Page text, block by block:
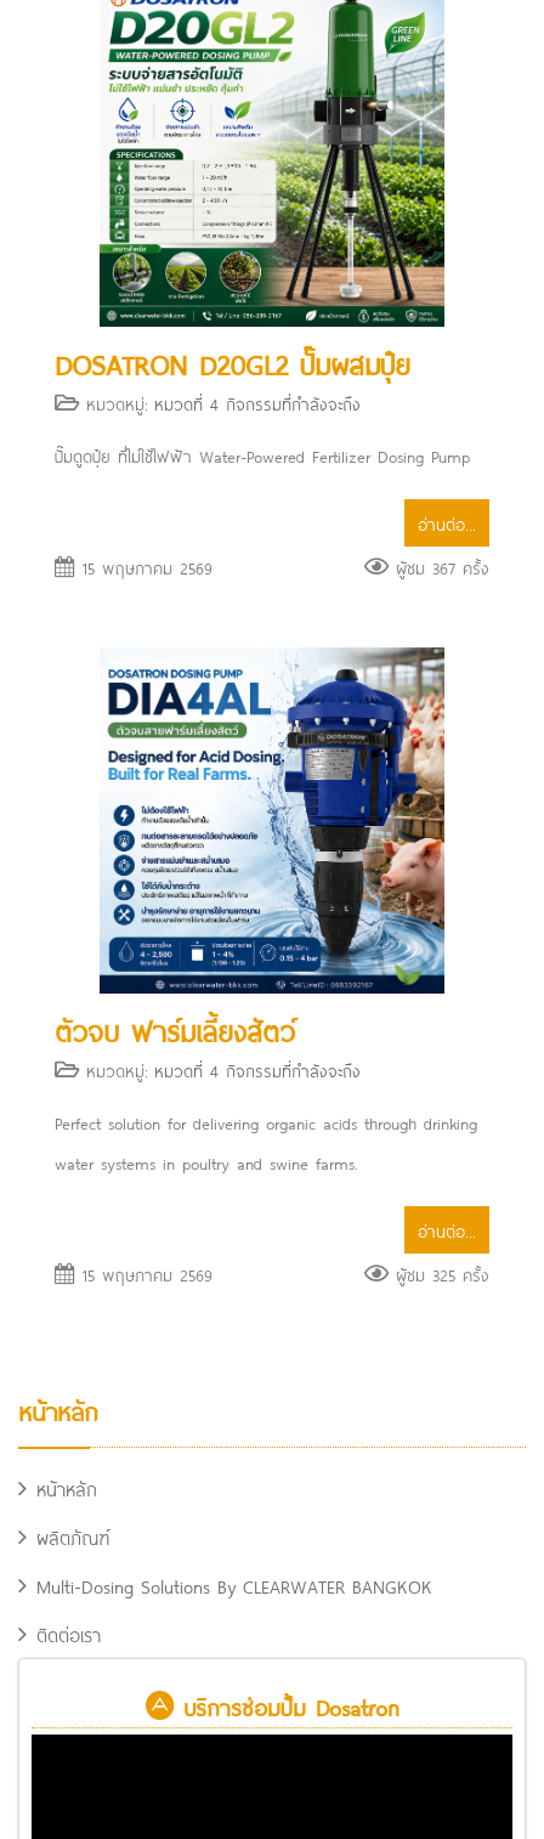
DOSATRON D20GL2 ปั๊มผสมปุ๋ย
หมวดหมู่: หมวดที่ 4 กิจกรรมที่กำลังจะถึง
ปั๊มดูดปุ๋ย ที่ไม่ใช้ไฟฟ้า Water-Powered Fertilizer Dosing Pump
อ่านต่อ...
15 พฤษภาคม 2569
ผู้ชม 367 ครั้ง
ตัวจบ ฟาร์มเลี้ยงสัตว์
หมวดหมู่: หมวดที่ 4 กิจกรรมที่กำลังจะถึง
Perfect solution for delivering organic acids through drinking
water systems in poultry and swine farms.
อ่านต่อ...
15 พฤษภาคม 2569
ผู้ชม 325 ครั้ง
หน้าหลัก
หน้าหลัก
ผลิตภัณฑ์
Multi-Dosing Solutions By CLEARWATER BANGKOK
ติดต่อเรา
บริการซ่อมปั้ม Dosatron